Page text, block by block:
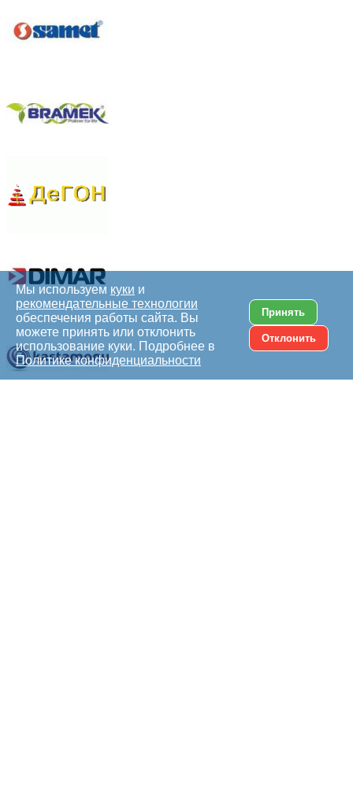
Мы используем куки и
рекомендательные технологии
обеспечения работы сайта. Вы
можете принять или отклонить
использование куки. Подробнее в
Политике конфиденциальности
Принять
Отклонить